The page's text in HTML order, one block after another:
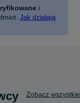
i
Jak działają
Zobacz wszystkie